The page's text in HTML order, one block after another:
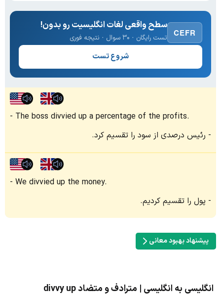
CEFR
سطح واقعی لغات انگلیسیت رو بدون!
تست رایگان · ۳۰ سوال · نتیجه فوری
شروع تست
The boss divvied up a percentage of the profits.
رئیس درصدی از سود را تقسیم کرد.
We divvied up the money.
پول را تقسیم کردیم.
پیشنهاد بهبود معانی
انگلیسی به انگلیسی | مترادف و متضاد divvy up